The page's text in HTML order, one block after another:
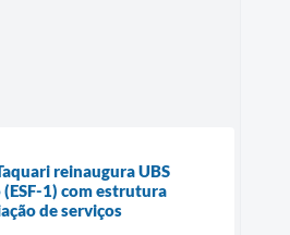
reinaugura UBS
1) com estrutura
de serviços